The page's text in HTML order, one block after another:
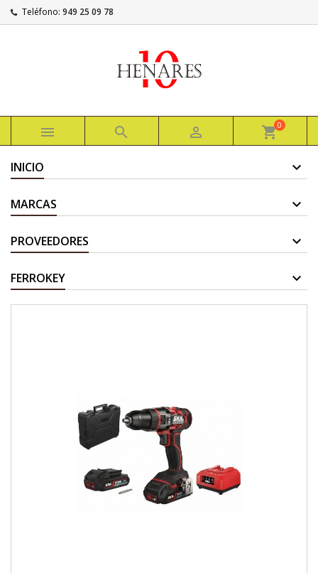
Teléfono: 949 25 09 78
   shopping_cart0
INICIO
MARCAS
PROVEEDORES
FERROKEY